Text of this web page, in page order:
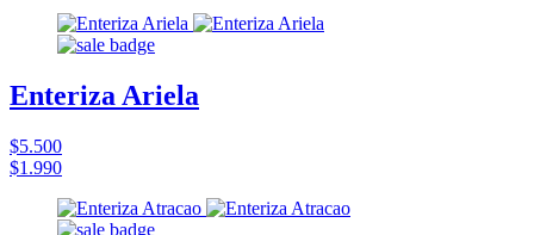
Enteriza Ariela
$5.500
$1.990